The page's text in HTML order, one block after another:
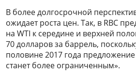
В более долгосрочной
ожидает роста цен. Так, в RBC
на WTI к середине и верхней
70 долларов за баррель,
половине 2017 года
станет более ограниченным».